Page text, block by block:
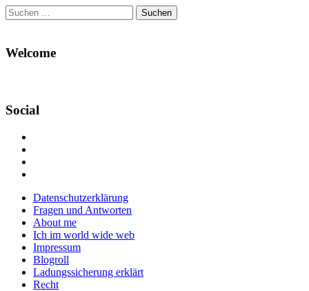
Suchen
nach:
Welcome
Social
Facebook
anzeigen
Twitter
anzeigen
auf
Instagram
anzeigen
Main
menu
Skip
content
Datenschutzerklärung
Fragen und Antworten
About me
Ich im world wide web
Impressum
Blogroll
Ladungssicherung erklärt
Recht